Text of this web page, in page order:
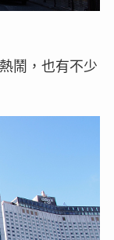
鬧，也有不少